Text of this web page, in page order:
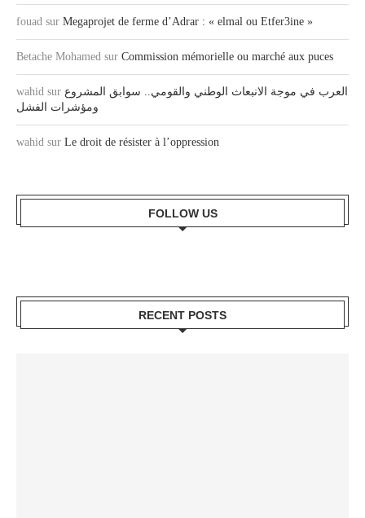
fouad sur Megaprojet de ferme d’Adrar : « elmal ou Etfer3ine »
Betache Mohamed sur Commission mémorielle ou marché aux puces
wahid sur العرب في موجة الانبعاث الوطني والقومي.. سوابق المشروع
ومؤشرات الفشل
wahid sur Le droit de résister à l’oppression
FOLLOW US
RECENT POSTS